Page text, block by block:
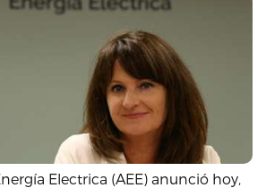
Electrica (AEE) anunció hoy,